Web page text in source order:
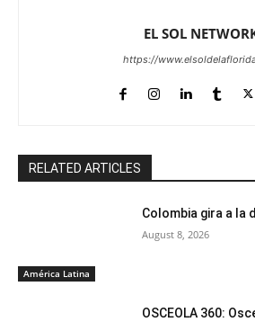
EL SOL
https://
RELATED ARTICLES
América Latina
Colombia gira a la
August 8, 2026
OSCEOLA 360: